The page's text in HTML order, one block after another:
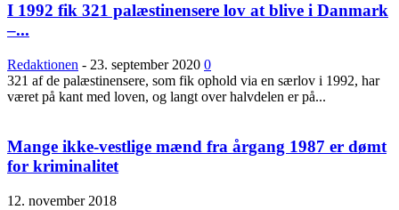
I 1992 fik 321 palæstinensere lov at blive i Danmark
–...
Redaktionen - 23. september 2020 0
321 af de palæstinensere, som fik ophold via en særlov i 1992, har
været på kant med loven, og langt over halvdelen er på...
Mange ikke-vestlige mænd fra årgang 1987 er dømt
for kriminalitet
12. november 2018